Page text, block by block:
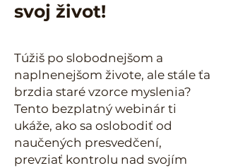
svoj život!
Túžiš po slobodnejšom a
naplnenejšom živote, ale stále ťa
brzdia staré vzorce myslenia?
Tento bezplatný webinár ti
ukáže, ako sa oslobodiť od
naučených presvedčení,
prevziať kontrolu nad svojím